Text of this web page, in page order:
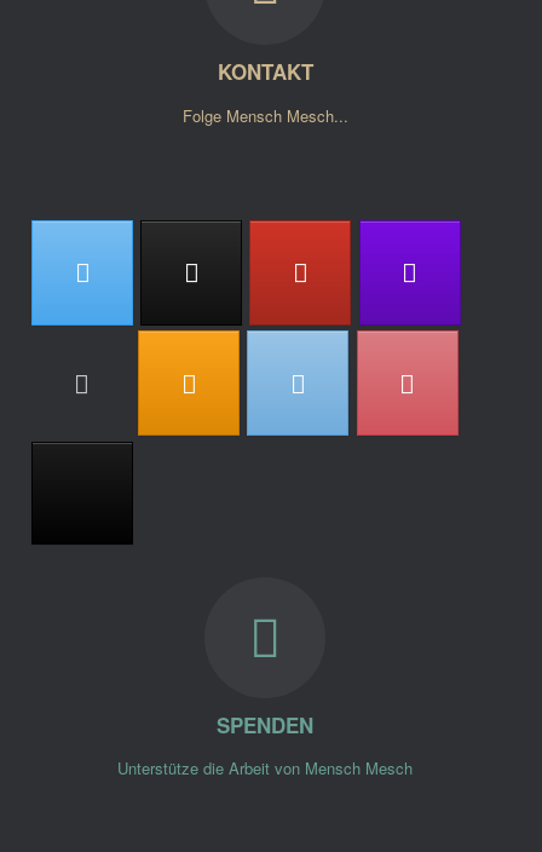
KONTAKT
Folge Mensch Mesch...
SPENDEN
Unterstütze die Arbeit von Mensch Mesch